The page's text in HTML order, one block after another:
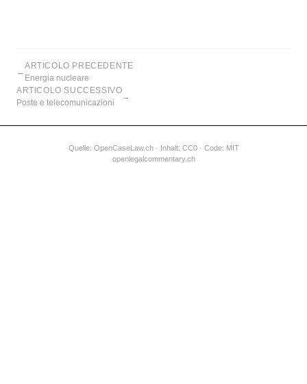
←
ARTICOLO PRECEDENTE
Energia nucleare
ARTICOLO SUCCESSIVO
Poste e telecomunicazioni
→
Quelle: OpenCaseLaw.ch· Inhalt: CC0 · Code: MIT
openlegalcommentary.ch